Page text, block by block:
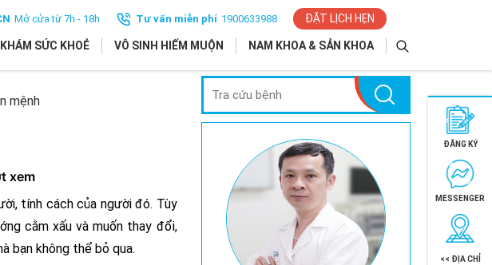
Mở cửa từ 7h - 18h Tư vấn miễn phí 1900633988 ĐẶT LỊCH HẸN
KHÁM SỨC KHOẺ VÔ SINH HIẾM MUỘN NAM KHOA & SẢN KHOA
mệnh
xem
tính cách của người đó. Tùy
cằm xấu và muốn thay đổi,
bạn không thể bỏ qua.
ĐĂNG KÝ
MESSENGER
<< ĐỊA CHỈ